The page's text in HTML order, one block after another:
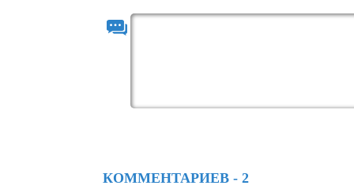
КОММЕНТАРИЕВ - 2